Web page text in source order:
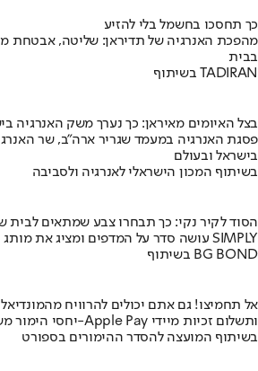
כך תחסכו בחשמל בלי להזיע
מהפכת האנרגיה של תדיראן: שליטה, אבטחת
בבית
בשיתוף TADIRAN
בצל האיומים מאיראן: כך נערך משק האנרגיה
פסגת האנרגיה במעמד שגריר ארה"ב, שר
בישראל ובעולם
בשיתוף המכון הישראלי לאנרגיה ולסביבה
הסוד לקיר נקי: כך תבחרו צבע שמתאים לבית
מומחה BG BOND עושה סדר על המדפים ומציג את מותג הצבע SIMPLY
בשיתוף BG BOND
אל תחמיצו! גם אתם יכולים להרוויח מהמונדיאל
יחסי הימור משופרים, הפקדות ב-Apple Pay ותשלום זכיות מיידי
בשיתוף המועצה להסדר ההימורים בספורט